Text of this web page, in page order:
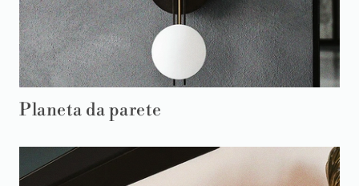
Planeta da parete